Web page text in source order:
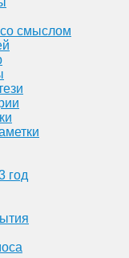
смыслом
год